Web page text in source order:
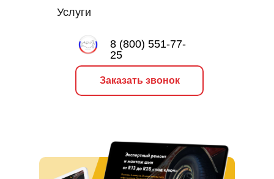
Заказать звонок
Услуги
8 (800) 551-77-
25